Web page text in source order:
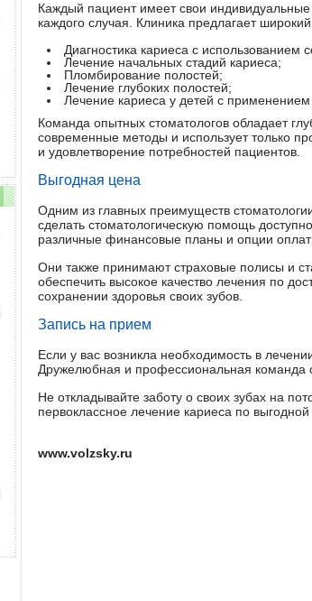
Каждый пациент имеет свои
каждого случая. Клиника предлагает
Диагностика кариеса с использованием
Лечение начальных стадий кариеса;
Пломбирование полостей;
Лечение глубоких полостей;
Лечение кариеса у детей с
Команда опытных стоматологов обладает
современные методы и использует только
и удовлетворение потребностей пациентов.
Выгодная цена
Одним из главных преимуществ
сделать стоматологическую помощь
различные финансовые планы и опции
Они также принимают страховые полисы и
обеспечить высокое качество лечения по
сохранении здоровья своих зубов.
Запись на прием
Если у вас возникла необходимость в
Дружелюбная и профессиональная команда
Не откладывайте заботу о своих зубах на
первоклассное лечение кариеса по
www.volzsky.ru